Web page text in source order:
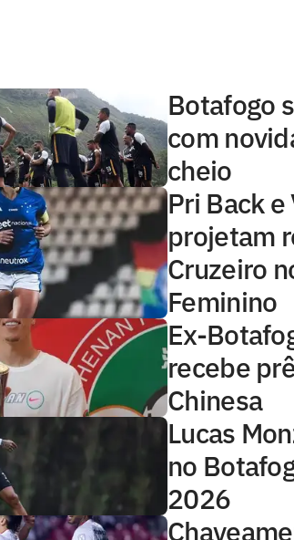
Botafogo
com
cheio
Pri Back
projetam
Cruzeiro
Feminino
Ex-
recebe
Chinesa
Lucas
no
2026